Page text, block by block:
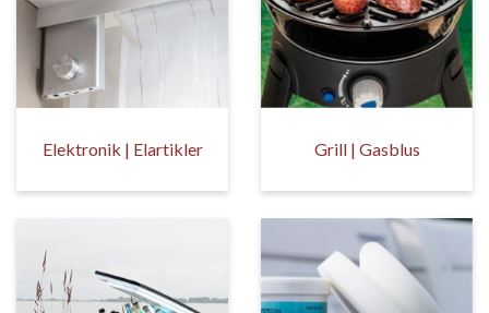
Elektronik | Elartikler Grill | Gasblus